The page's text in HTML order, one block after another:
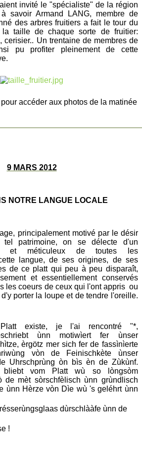
invité le "spécialiste" de la région
savoir Armand LANG, membre de
des arbres fruitiers a fait le tour du
taille de chaque sorte de fruitier:
cerisier.. Un trentaine de membres de
pu profiter pleinement de cette
accéder aux photos de la matinée
9 MARS 2012
NOTRE LANGUE LOCALE
principalement motivé par le désir
tel patrimoine, on se délecte d'un
et méticuleux de toutes les
langue, de ses origines, de ses
de ce platt qui peu à peu disparaît,
et essentiellement conservés
les coeurs de ceux qui l'ont appris ou
porter la loupe et de tendre l'oreille.
existe, je l'ai rencontré "*,
ùnn motiwìert fer ùnser
èrgötz mer sich fer de fassìnìerte
vòn de Feinischkète ùnser
Uhrschprùng òn bìs èn de Zùkùnf.
bliebt vom Platt wù so lòngsòm
mèt sòrschfèlisch ùnn grùndlisch
ùnn Hèrze vòn Dìe wù 's geléhrt ùnn
dùrschlààfe ùnn de
!